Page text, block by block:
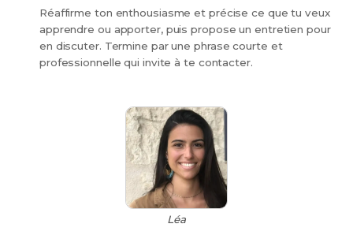
Réaffirme ton enthousiasme et précise ce que tu veux
apprendre ou apporter, puis propose un entretien pour
en discuter. Termine par une phrase courte et
professionnelle qui invite à te contacter.
Léa